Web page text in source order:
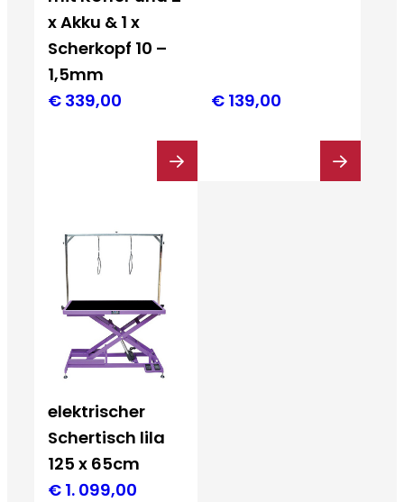
x Akku & 1 x
Scherkopf 10 –
1,5mm
€ 339,00 € 139,00
elektrischer
Schertisch lila
125 x 65cm
€ 1. 099,00